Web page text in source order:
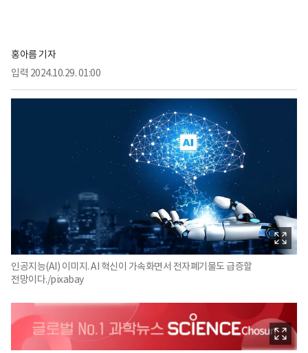
홍아름 기자
입력 2024.10.29. 01:00
인공지능(AI) 이미지. AI 혁신이 가속화면서 전자폐기물도 급증할
전망이다./pixabay